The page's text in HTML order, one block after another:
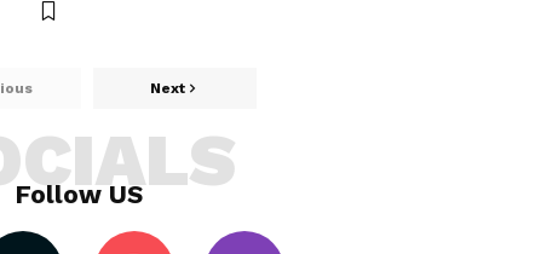
Next
Follow US